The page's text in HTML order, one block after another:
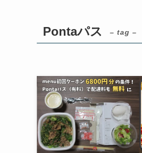
Pontaパス – tag –